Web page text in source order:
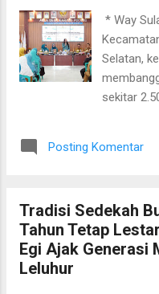
(3/8/
2025
daerah
* Way
Selatan,
sekitar
Tingkat
desa
hingga
Posting Komentar
Tradisi Sedekah
Tahun Tetap
Egi Ajak Generasi
Leluhur